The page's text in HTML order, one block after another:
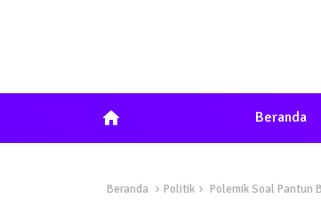
home Beranda
Beranda Politik Polemik Soal Pantun